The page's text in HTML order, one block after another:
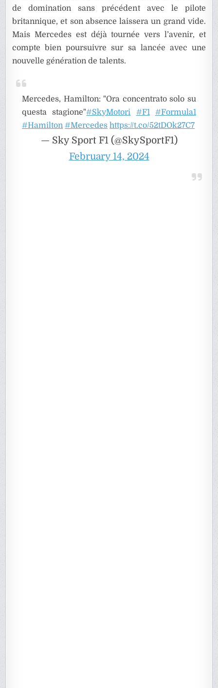
de domination sans précédent avec le pilote
britannique, et son absence laissera un grand vide.
Mais Mercedes est déjà tournée vers l’avenir, et
compte bien poursuivre sur sa lancée avec une
nouvelle génération de talents.
Mercedes, Hamilton: "Ora concentrato solo su
questa stagione"#SkyMotori #F1
#Formula1
#Hamilton #Mercedes https://t.co/52tDOk27C7
— Sky Sport F1 (@SkySportF1)
February 14, 2024